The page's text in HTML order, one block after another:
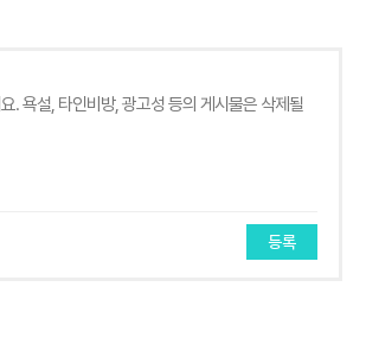
등록